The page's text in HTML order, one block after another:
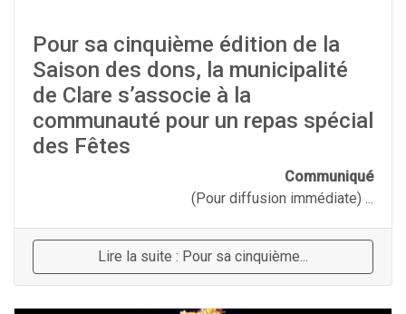
Pour sa cinquième édition de la
Saison des dons, la municipalité
de Clare s’associe à la
communauté pour un repas spécial
des Fêtes
Communiqué
(Pour diffusion immédiate) ...
Lire la suite : Pour sa cinquième...